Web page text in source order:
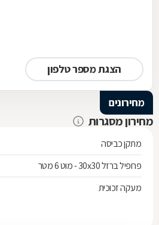
הצגת מספר טלפון
מחירונים
מחירון מסגרות
מתקן כביסה
פרופיל ברזל 30x30 - מוט 6 מטר
מעקה זכוכית